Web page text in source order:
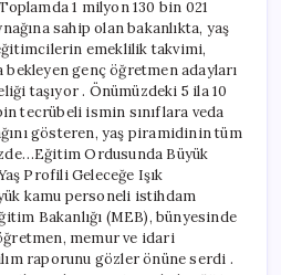
1 milyon 130 bin 021
sahip olan bakanlıkta, yaş
emeklilik takvimi,
bekleyen genç öğretmen adayları
taşıyor . Önümüzdeki 5 ila 10
tecrübeli ismin sınıflara veda
gösteren, yaş piramidinin tüm
Ordusunda Büyük
Profili Geleceğe Işık
kamu personeli istihdam
Bakanlığı (MEB), bünyesinde
memur ve idari
raporunu gözler önüne serdi .